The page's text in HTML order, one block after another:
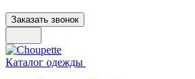
Заказать звонок
Каталог одежды